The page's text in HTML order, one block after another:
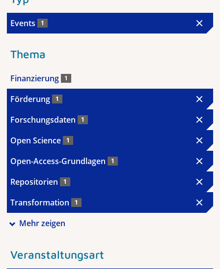
Events 1
Thema
Finanzierung 1
Förderung 1
Forschungsdaten 1
Open Science 1
Open-Access-Grundlagen 1
Repositorien 1
Transformation 1
Mehr zeigen
Veranstaltungsart